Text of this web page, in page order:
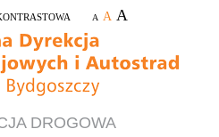
A A A
DROGOWA